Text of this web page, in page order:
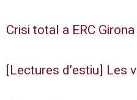
Crisi total a ERC Girona
[Lectures d’estiu] Les